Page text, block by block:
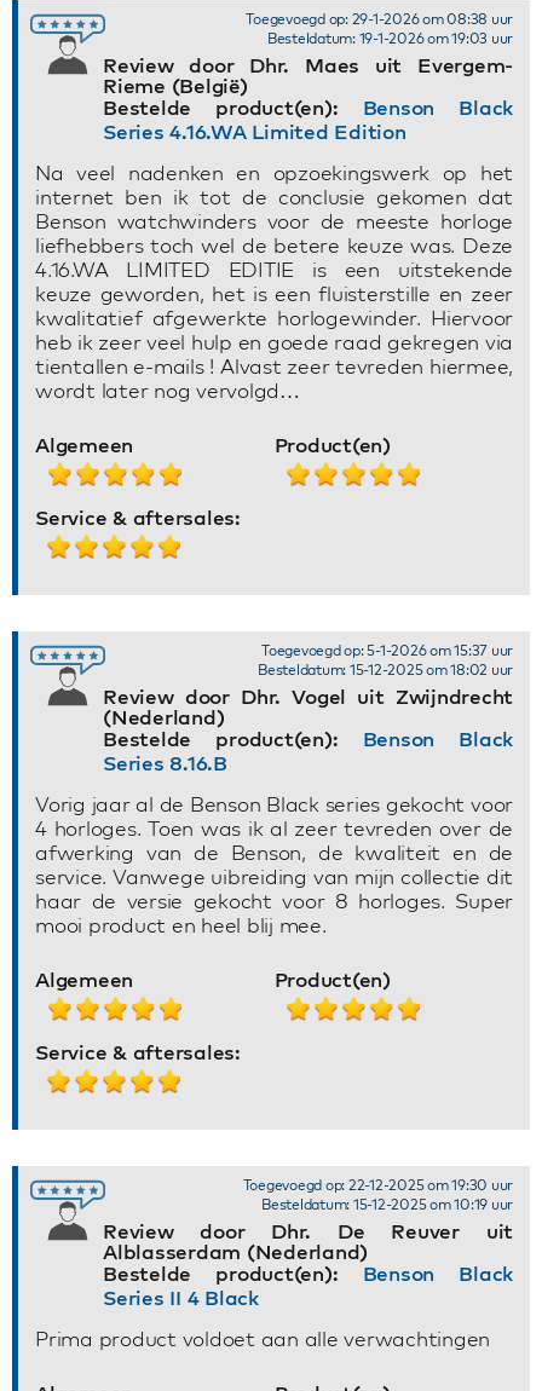
Review door Dhr. Maes uit Evergem-
Rieme (België)
Bestelde product(en): Benson Black
Series 4.16.WA Limited Edition
Toegevoegd op: 29-1-2026 om 08:38 uur
Besteldatum: 19-1-2026 om 19:03 uur
Na veel nadenken en opzoekingswerk op het
internet ben ik tot de conclusie gekomen dat
Benson watchwinders voor de meeste horloge
liefhebbers toch wel de betere keuze was. Deze
4.16.WA LIMITED EDITIE is een uitstekende
keuze geworden, het is een fluisterstille en zeer
kwalitatief afgewerkte horlogewinder. Hiervoor
heb ik zeer veel hulp en goede raad gekregen via
tientallen e-mails ! Alvast zeer tevreden hiermee,
wordt later nog vervolgd…
Algemeen Product(en)
Service & aftersales:
Review door Dhr. Vogel uit Zwijndrecht
(Nederland)
Bestelde product(en): Benson Black
Series 8.16.B
Toegevoegd op: 5-1-2026 om 15:37 uur
Besteldatum: 15-12-2025 om 18:02 uur
Vorig jaar al de Benson Black series gekocht voor
4 horloges. Toen was ik al zeer tevreden over de
afwerking van de Benson, de kwaliteit en de
service. Vanwege uibreiding van mijn collectie dit
haar de versie gekocht voor 8 horloges. Super
mooi product en heel blij mee.
Algemeen Product(en)
Service & aftersales:
Review door Dhr. De Reuver uit
Alblasserdam (Nederland)
Bestelde product(en): Benson Black
Series II 4 Black
Toegevoegd op: 22-12-2025 om 19:30 uur
Besteldatum: 15-12-2025 om 10:19 uur
Prima product voldoet aan alle verwachtingen